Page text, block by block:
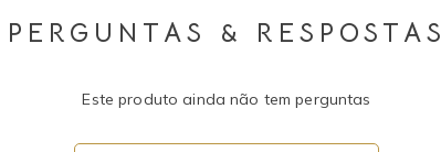
PERGUNTAS & RESPOSTAS
Este produto ainda não tem perguntas